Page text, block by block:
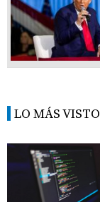
LO MÁS VISTO